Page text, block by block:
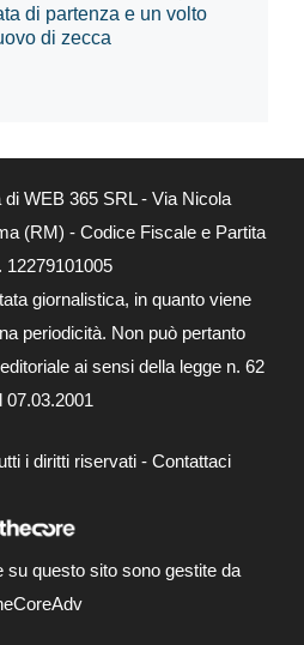
di partenza e un volto
di zecca
di WEB 365 SRL - Via Nicola
(RM) - Codice Fiscale e Partita
12279101005
giornalistica, in quanto viene
periodicità. Non può pertanto
ai sensi della legge n. 62
07.03.2001
i diritti riservati - Contattaci
su questo sito sono gestite da